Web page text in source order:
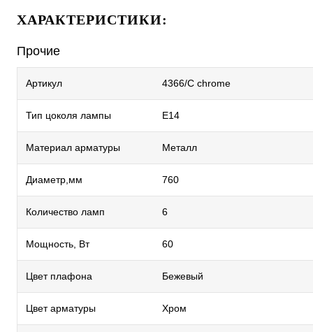
ХАРАКТЕРИСТИКИ:
Прочие
Артикул 4366/C chrome
Тип цоколя лампы E14
Материал арматуры Металл
Диаметр,мм 760
Количество ламп 6
Мощность, Вт 60
Цвет плафона Бежевый
Цвет арматуры Хром